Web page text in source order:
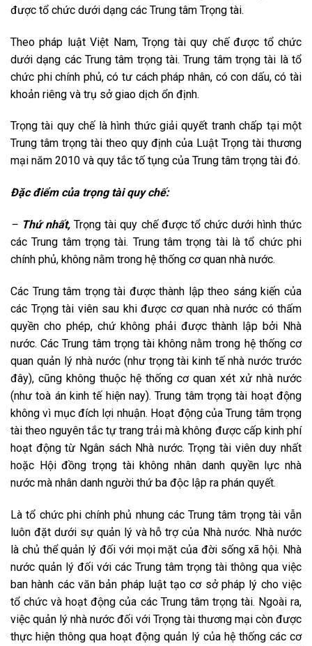
được tổ chức dưới dạng các Trung tâm Trọng tài.
Theo pháp luật Việt Nam, Trọng tài quy chế được tổ chức
dưới dạng các Trung tâm trọng tài. Trung tâm trọng tài là tổ
chức phi chính phủ, có tư cách pháp nhân, có con dấu, có tài
khoản riêng và trụ sở giao dịch ổn định.
Trọng tài quy chế là hình thức giải quyết tranh chấp tại một
Trung tâm trọng tài theo quy định của Luật Trọng tài thương
mại năm 2010 và quy tắc tố tụng của Trung tâm trọng tài đó.
Đặc điểm của trọng tài quy chế:
– Thứ nhất, Trọng tài quy chế được tổ chức dưới hình thức
các Trung tâm trọng tài. Trung tâm trọng tài là tổ chức phi
chính phủ, không nằm trong hệ thống cơ quan nhà nước.
Các Trung tâm trọng tài được thành lập theo sáng kiến của
các Trọng tài viên sau khi được cơ quan nhà nước có thấm
quyền cho phép, chứ không phải được thành lập bởi Nhà
nước. Các Trung tâm trọng tài không nằm trong hệ thống cơ
quan quản lý nhà nước (như trọng tài kinh tế nhà nước trước
đây), cũng không thuộc hệ thống cơ quan xét xử nhà nước
(như toà án kinh tế hiện nay). Trung tâm trọng tài hoạt động
không vì mục đích lợi nhuận. Hoạt động của Trung tâm trọng
tài theo nguyên tắc tự trang trải mà không được cấp kinh phí
hoạt động từ Ngân sách Nhà nước. Trọng tài viên duy nhất
hoặc Hội đồng trọng tài không nhân danh quyền lực nhà
nước mà nhân danh người thứ ba độc lập ra phán quyết.
Là tổ chức phi chính phủ nhung các Trung tâm trọng tài vẫn
luôn đặt dưới sự quản lý và hỗ trợ của Nhà nước. Nhà nước
là chủ thể quản lý đối với mọi mặt của đời sống xã hội. Nhà
nước quản lý đối với các Trung tâm trọng tài thông qua việc
ban hành các văn bản pháp luật tạo cơ sở pháp lý cho việc
tổ chức và hoạt động của các Trung tâm trọng tài. Ngoài ra,
việc quản lý nhà nước đối với Trọng tài thương mại còn được
thực hiện thông qua hoạt động quản lý của hệ thống các cơ